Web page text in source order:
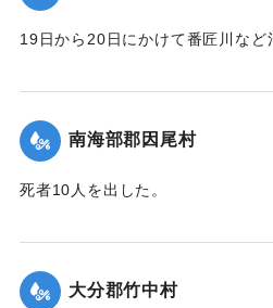
19日から20日にかけて番匠川な
た。現地では警防団が平屋の住民
させるなどした。
【出典：大分合同新聞 1943年9月
南海部郡因尾村
死者10人を出した。
｜固有コード:00481057
大分郡竹中村